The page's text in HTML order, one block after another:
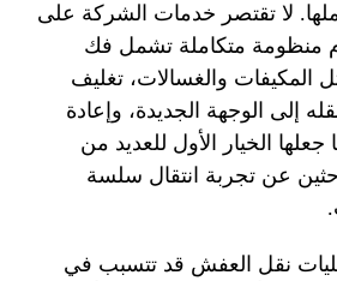
لا تقتصر خدمات الشركة على
منظومة متكاملة تشمل فك
المكيفات والغسالات، تغليف
إلى الوجهة الجديدة، وإعادة
جعلها الخيار الأول للعديد من
عن تجربة انتقال سلسة
نقل العفش قد تتسبب في